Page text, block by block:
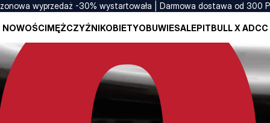
wyprzedaż -30% wystartowała | Darmowa dostawa od 300
NOWOŚCIMĘŻCZYŹNIKOBIETYOBUWIESALEPITBULL X ADCC